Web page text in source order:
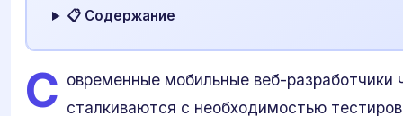
📋 Содержание
С овременные мобильные веб-разработчики
сталкиваются с необходимостью